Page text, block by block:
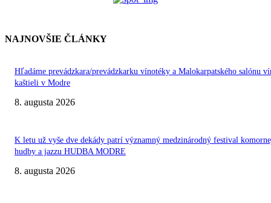
NAJNOVŠIE ČLÁNKY
Hľadáme prevádzkara/prevádzkarku vínotéky a Malokarpatského salónu
kaštieli v Modre
8. augusta 2026
K letu už vyše dve dekády patrí významný medzinárodný festival
hudby a jazzu HUDBA MODRE
8. augusta 2026